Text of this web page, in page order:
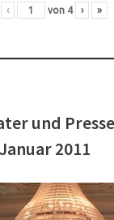
‹ von 4 › »
und
Januar 2011